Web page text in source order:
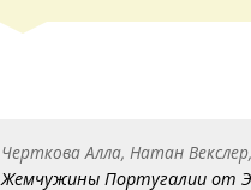
Черткова Алла, Натан
Жемчужины Португалии от